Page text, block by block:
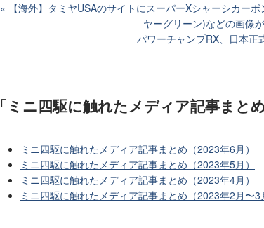
【海外】タミヤUSAのサイトにスーパーXシャーシカー
ヤーグリーン)などの画像
パワーチャンプRX、日本正
「ミニ四駆に触れたメディア記事まと
ミニ四駆に触れたメディア記事まとめ（2023年6月）
ミニ四駆に触れたメディア記事まとめ（2023年5月）
ミニ四駆に触れたメディア記事まとめ（2023年4月）
ミニ四駆に触れたメディア記事まとめ（2023年2月〜3